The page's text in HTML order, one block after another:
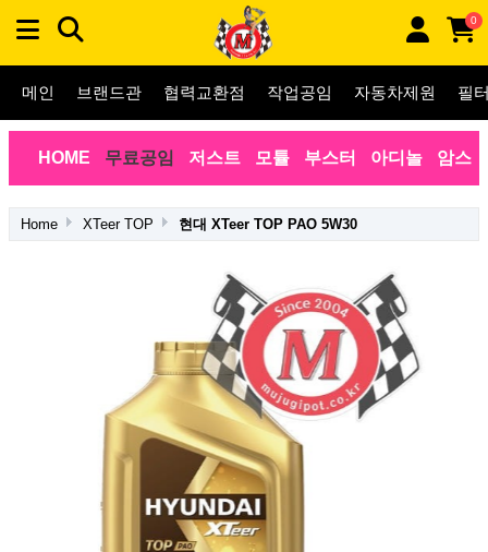
0
메인 브랜드관 협력교환점 작업공임 자동차제원 필
HOME 무료공임 저스트 모튤 부스터 아디놀 암스
Home XTeer TOP 현대 XTeer TOP PAO 5W30